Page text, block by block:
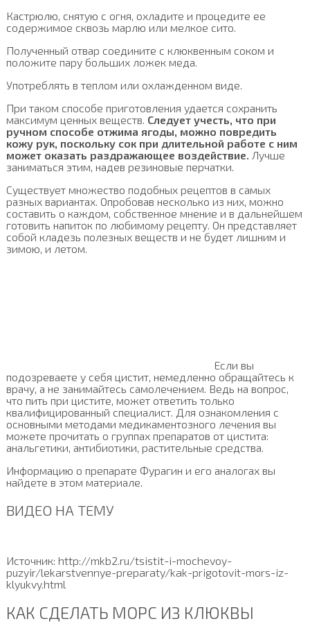
Кастрюлю, снятую с огня, охладите и процедите ее
содержимое сквозь марлю или мелкое сито.
Полученный отвар соедините с клюквенным соком и
положите пару больших ложек меда.
Употреблять в теплом или охлажденном виде.
При таком способе приготовления удается сохранить
максимум ценных веществ. Следует учесть, что при
ручном способе отжима ягоды, можно повредить
кожу рук, поскольку сок при длительной работе с ним
может оказать раздражающее воздействие. Лучше
заниматься этим, надев резиновые перчатки.
Существует множество подобных рецептов в самых
разных вариантах. Опробовав несколько из них, можно
составить о каждом, собственное мнение и в дальнейшем
готовить напиток по любимому рецепту. Он представляет
собой кладезь полезных веществ и не будет лишним и
зимою, и летом.
Если вы
подозреваете у себя цистит, немедленно обращайтесь к
врачу, а не занимайтесь самолечением. Ведь на вопрос,
что пить при цистите, может ответить только
квалифицированный специалист. Для ознакомления с
основными методами медикаментозного лечения вы
можете прочитать о группах препаратов от цистита:
анальгетики, антибиотики, растительные средства.
Информацию о препарате Фурагин и его аналогах вы
найдете в этом материале.
ВИДЕО НА ТЕМУ
Источник: http://mkb2.ru/tsistit-i-mochevoy-
puzyir/lekarstvennye-preparaty/kak-prigotovit-mors-iz-
klyukvy.html
КАК СДЕЛАТЬ МОРС ИЗ КЛЮКВЫ